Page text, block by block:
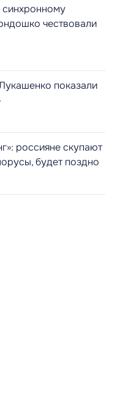
чествовали
показали
россияне скупают
будет поздно